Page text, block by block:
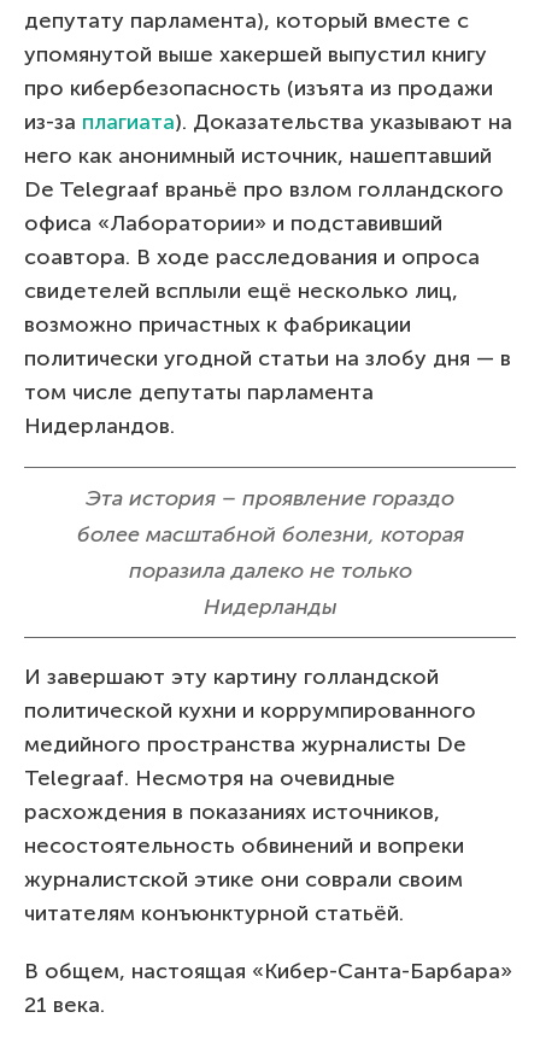
депутату парламента), который вместе с
упомянутой выше хакершей выпустил книгу
про кибербезопасность (изъята из продажи
из-за плагиата). Доказательства указывают на
него как анонимный источник, нашептавший
De Telegraaf враньё про взлом голландского
офиса «Лаборатории» и подставивший
соавтора. В ходе расследования и опроса
свидетелей всплыли ещё несколько лиц,
возможно причастных к фабрикации
политически угодной статьи на злобу дня — в
том числе депутаты парламента
Нидерландов.
Эта история – проявление гораздо
более масштабной болезни, которая
поразила далеко не только
Нидерланды
И завершают эту картину голландской
политической кухни и коррумпированного
медийного пространства журналисты De
Telegraaf. Несмотря на очевидные
расхождения в показаниях источников,
несостоятельность обвинений и вопреки
журналистской этике они соврали своим
читателям конъюнктурной статьёй.
В общем, настоящая «Кибер-Санта-Барбара»
21 века.